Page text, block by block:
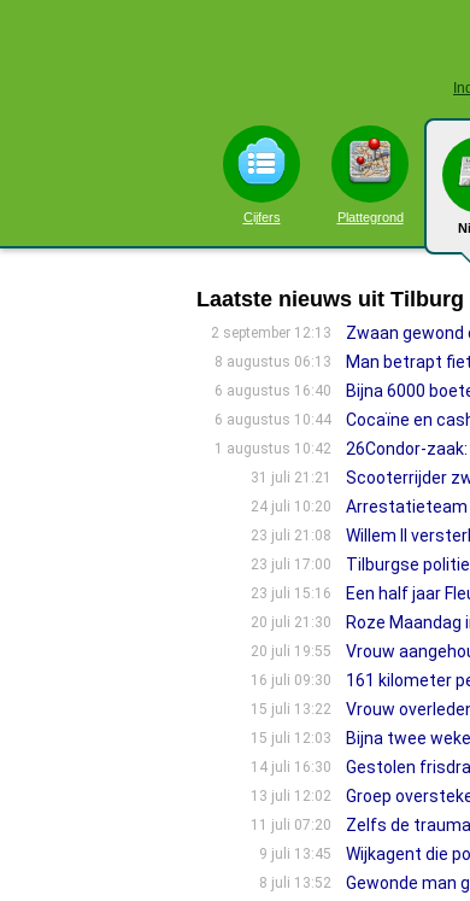
Cijfers Plattegrond
Laatste nieuws uit Tilburg
2 september 12:13 Zwaan gewond
8 augustus 06:13 Man betrapt
6 augustus 16:40 Bijna 6000
6 augustus 10:44 Cocaïne en
1 augustus 10:42 26Condor-
31 juli 21:21 Scooterrijder
24 juli 10:20 Arrestatieteam
23 juli 21:08 Willem II
23 juli 17:00 Tilburgse
23 juli 15:16 Een half jaar
20 juli 21:30 Roze Maandag
20 juli 19:55 Vrouw
16 juli 09:30 161 kilometer
15 juli 13:22 Vrouw
15 juli 12:03 Bijna twee
14 juli 16:30 Gestolen
13 juli 12:02 Groep
11 juli 07:20 Zelfs de
9 juli 13:45 Wijkagent die
8 juli 13:52 Gewonde man